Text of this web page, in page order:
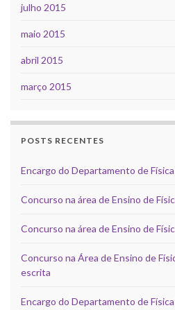
julho 2015
maio 2015
abril 2015
março 2015
POSTS RECENTES
Encargo do Departamento de
Concurso na área de Ensino de
Concurso na área de Ensino de
Concurso na Área de Ensino de
escrita
Encargo do Departamento de